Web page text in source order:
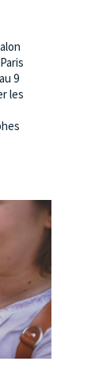
9
les